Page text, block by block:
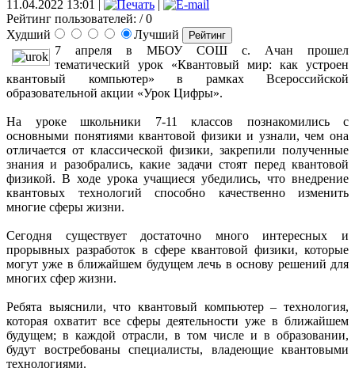
11.04.2022 13:01 |
|
Рейтинг пользователей: / 0
Худший
Лучший
7 апреля в МБОУ СОШ с. Ачан прошел
тематический урок «Квантовый мир: как устроен
квантовый компьютер» в рамках Всероссийской
образовательной акции «Урок Цифры».
На уроке школьники 7-11 классов познакомились с
основными понятиями квантовой физики и узнали, чем она
отличается от классической физики, закрепили полученные
знания и разобрались, какие задачи стоят перед квантовой
физикой. В ходе урока учащиеся убедились, что внедрение
квантовых технологий способно качественно изменить
многие сферы жизни.
Сегодня существует достаточно много интересных и
прорывных разработок в сфере квантовой физики, которые
могут уже в ближайшем будущем лечь в основу решений для
многих сфер жизни.
Ребята выяснили, что квантовый компьютер – технология,
которая охватит все сферы деятельности уже в ближайшем
будущем; в каждой отрасли, в том числе и в образовании,
будут востребованы специалисты, владеющие квантовыми
технологиями.